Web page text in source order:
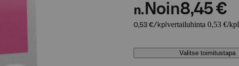
n. Noin8,45 €
0,53 €/kpl vertailuhinta 0,53 €/kpl
Valitse toimitustapa